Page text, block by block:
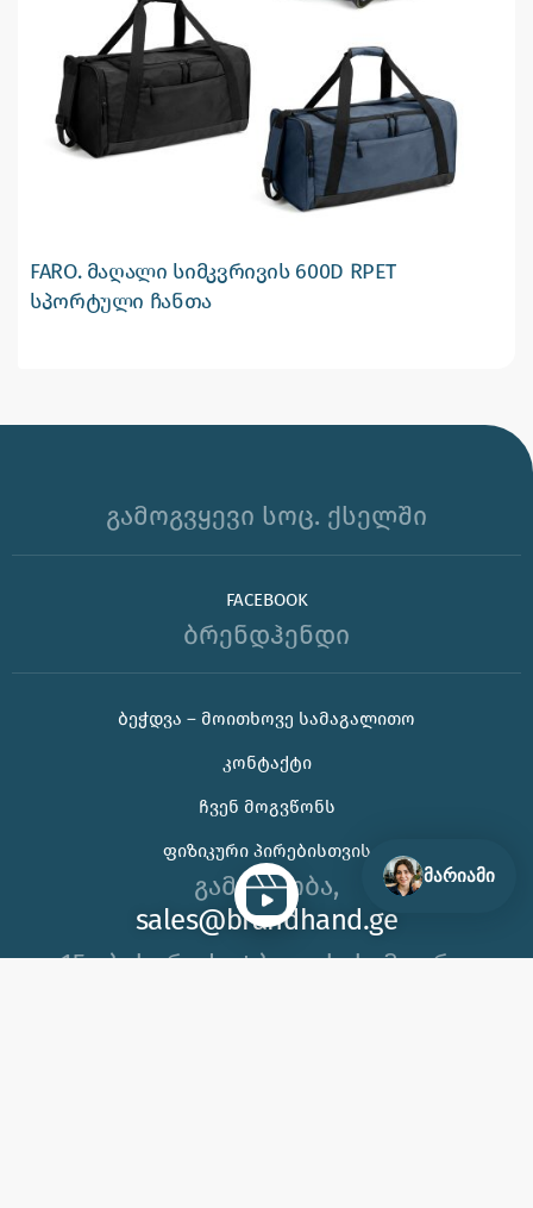
FARO. მაღალი სიმკვრივის 600D RPET
სპორტული ჩანთა
გამოგვყევი სოც. ქსელში
FACEBOOK
ბრენდჰენდი
ᲑᲔᲭᲓᲕᲐ – ᲛᲝᲘᲗᲮᲝᲕᲔ ᲡᲐᲛᲐᲒᲐᲚᲘᲗᲝ
ᲙᲝᲜᲢᲐᲥᲢᲘ
ᲩᲕᲔᲜ ᲛᲝᲒᲕᲬᲝᲜᲡ
ᲤᲘᲖᲘᲙᲣᲠᲘ ᲞᲘᲠᲔᲑᲘᲡᲗᲕᲘᲡ
გამარჯობა,
sales@brandhand.ge
15 აბუსერიძე ტბელის, სამგორი,
მარიამი
საჩუქრის ან ბრენდირებული პროდუქტის შერჩევაში
დახმარება გჭირდებათ, იცოდეთ აქ ვარ 😊